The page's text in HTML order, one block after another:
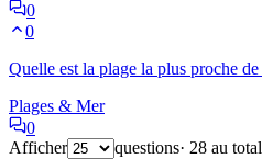
0
0
Quelle est la plage la plus proche
Plages & Mer
0
Afficher
questions· 28 au total